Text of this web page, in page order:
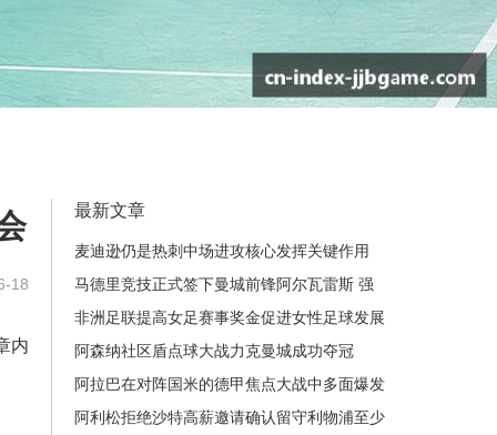
18
内
最新文章
麦迪逊仍是热刺中场进攻核心发挥关键作用
马德里竞技正式签下曼城前锋阿尔瓦雷斯 强
化进攻阵容
非洲足联提高女足赛事奖金促进女性足球发展
和竞技水平提升
阿森纳社区盾点球大战力克曼城成功夺冠
阿拉巴在对阵国米的德甲焦点大战中多面爆发
展现决定性统治力风采
阿利松拒绝沙特高薪邀请确认留守利物浦至少